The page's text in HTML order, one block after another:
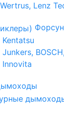
Lenz